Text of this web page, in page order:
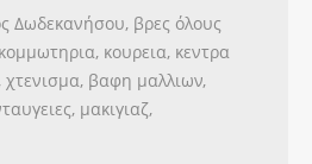
Δωδεκανήσου, βρες όλους
κουρεια, κεντρα
χτενισμα, βαφη μαλλιων,
μακιγιαζ,